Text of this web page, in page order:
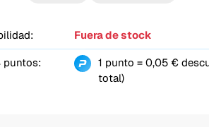
Fuera de stock
puntos:
1 punto = 0,05 €
total)